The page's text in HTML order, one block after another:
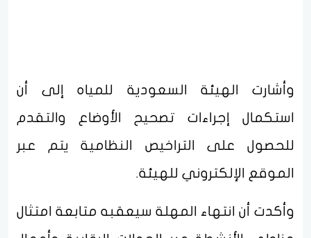
وأشارت الهيئة السعودية للمياه إلى أن
استكمال إجراءات تصحيح الأوضاع والتقدم
للحصول على التراخيص النظامية يتم عبر
الموقع الإلكتروني للهيئة.
وأكدت أن انتهاء المهلة سيعقبه متابعة امتثال